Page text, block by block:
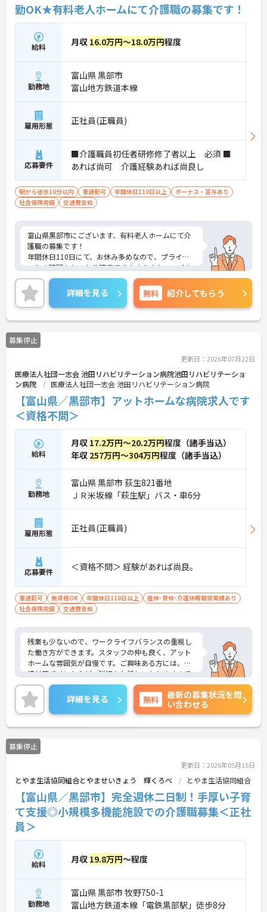
勤OK★有料老人ホームにて介護職の募集です！
給料 月収 16.0万円～18.0万円程度
勤務地
富山県 黒部市
富山地方鉄道本線
雇用形態 正社員(正職員)
応募要件
■介護職員初任者研修修了者以上 必須 ■
あれば尚可 介護経験あれば尚良し
駅から徒歩10分以内 車通勤可 年間休日110日以上
ボーナス・賞与あり
社会保険完備
交通費支給
富山県黒部市にございます、有料老人ホームにて介
護職の募集です！
年間休日110日にて、お休み多めなので、プライベ
ートの時間もしっかり確保できます！また、マイカ
ー通勤OKなので、通勤も楽々です◎
ご興味のある方は、マイナビ介護職までお問い合わ
せください。
詳細を見る 無料 紹介してもらう
募集停止
更新日：2026年07月22日
医療法人社団一志会 池田リハビリテーション病院池田リハビリテーショ
ン病院
医療法人社団一志会 池田リハビリテーション病院
【富山県／黒部市】アットホームな病院求人です
＜資格不問＞
給料
月収 17.2万円～20.2万円程度（諸手当込）
年収 257万円～304万円程度（諸手当込）
勤務地
富山県 黒部市 荻生821番地
ＪＲ米坂線「萩生駅」バス・車6分
雇用形態 正社員(正職員)
応募要件 ＜資格不問＞ 経験があれば尚良。
車通勤可 無資格OK 年間休日110日以上
産休･育休･介護休暇取得実績あり
社会保険完備
交通費支給
残業も少ないので、ワークライフバランスの重視し
た働き方ができます。スタッフの仲も良く、アット
ホームな雰囲気が自慢です。ご興味ある方には、面
接対策ポイントなど、詳細をお話しいたしますので
お気軽にご相談ください。
詳細を見る 無料
最新の募集状況を問
い合わせる
募集停止
更新日：2026年05月15日
とやま生活協同組合とやませいきょう 輝くろべ とやま生活協同組合
【富山県／黒部市】完全週休二日制！手厚い子育
て支援◎小規模多機能施設での介護職募集＜正社
員＞
給料 月収 19.8万円～程度
勤務地
富山県 黒部市 牧野750-1
富山地方鉄道本線「電鉄黒部駅」徒歩8分